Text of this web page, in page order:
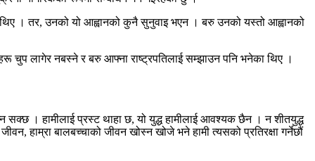
थिए । तर, उनको यो आह्वानको कुनै सुनुवाइ भएन । बरु उनको यस्तो आह्वानको
चुप लागेर नबस्ने र बरु आफ्ना राष्ट्रपतिलाई सम्झाउन पनि भनेका थिए ।
। हामीलाई प्रस्ट थाहा छ, यो युद्ध हामीलाई आवश्यक छैन । न शीतयुद्ध
हाम्रा बालबच्चाको जीवन खोस्न खोजे भने हामी त्यसको प्रतिरक्षा गर्नेछौं